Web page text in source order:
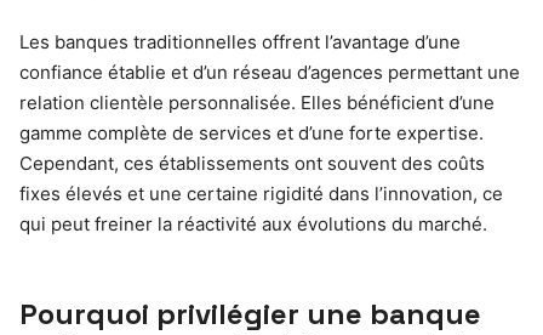
Les banques traditionnelles offrent l’avantage d’une
confiance établie et d’un réseau d’agences permettant une
relation clientèle personnalisée. Elles bénéficient d’une
gamme complète de services et d’une forte expertise.
Cependant, ces établissements ont souvent des coûts
fixes élevés et une certaine rigidité dans l’innovation, ce
qui peut freiner la réactivité aux évolutions du marché.
Pourquoi privilégier une banque